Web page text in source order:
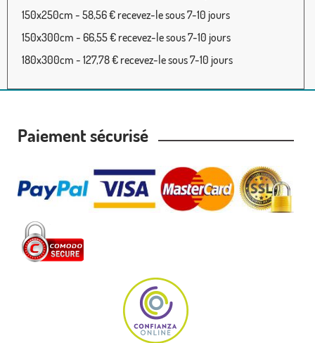
150x250cm - 58,56 € recevez-le sous 7-10 jours
150x300cm - 66,55 € recevez-le sous 7-10 jours
180x300cm - 127,78 € recevez-le sous 7-10 jours
Paiement sécurisé